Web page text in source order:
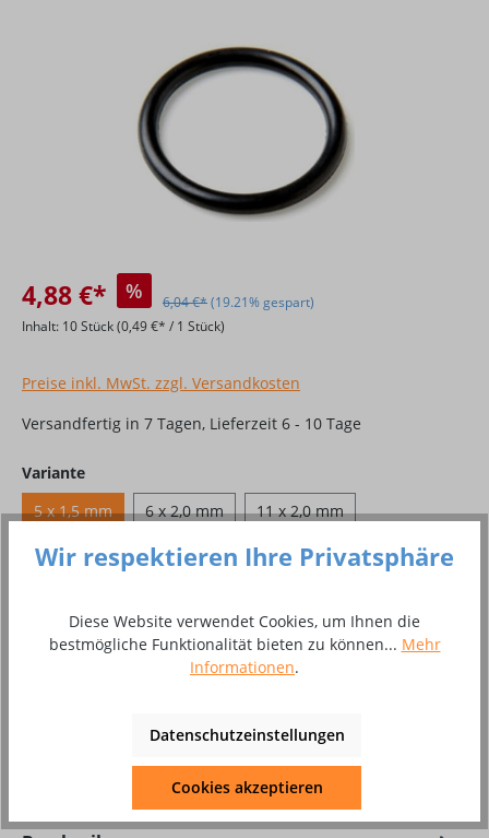
4,88 €* % 6,04 €*(19.21% gespart)
Inhalt: 10 Stück(0,49 €* / 1 Stück)
Preise inkl. MwSt. zzgl. Versandkosten
Versandfertig in 7 Tagen, Lieferzeit 6 - 10 Tage
Varianteauswählen
5 x 1,5 mm
6 x 2,0 mm 11 x 2,0 mm
14 x 2,0 mm 16 x 2,0 mm 12 x 2,5 mm
Produkt Anzahl: Gib den gewünschten
In den Warenkorb
Zum Merkzettel hinzufügen
Wir respektieren Ihre Privatsphäre
Diese Website verwendet Cookies, um Ihnen die
bestmögliche Funktionalität bieten zu können... Mehr
Informationen.
Datenschutzeinstellungen
Cookies akzeptieren